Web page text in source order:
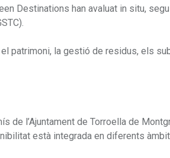
Destinations han avaluat in situ,
patrimoni, la gestió de residus, els
de l’Ajuntament de Torroella de
està integrada en diferents